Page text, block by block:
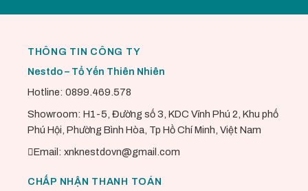
THÔNG TIN CÔNG TY
Nestdo – Tổ Yến Thiên Nhiên
Hotline: 0899.469.578
Showroom: H1-5, Đường số 3, KDC Vĩnh Phú 2, Khu phố
Phú Hội, Phường Bình Hòa, Tp Hồ Chí Minh, Việt Nam
Email: xnknestdovn@gmail.com
CHẤP NHẬN THANH TOÁN